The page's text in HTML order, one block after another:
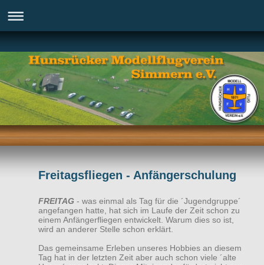
Freitagsfliegen - Anfängerschulung
FREITAG - was einmal als Tag für die ´Jugendgruppe´
angefangen hatte, hat sich im Laufe der Zeit schon zu
einem Anfängerfliegen entwickelt. Warum dies so ist,
wird an anderer Stelle schon erklärt.
Das gemeinsame Erleben unseres Hobbies an diesem
Tag hat in der letzten Zeit aber auch schon viele ´alte